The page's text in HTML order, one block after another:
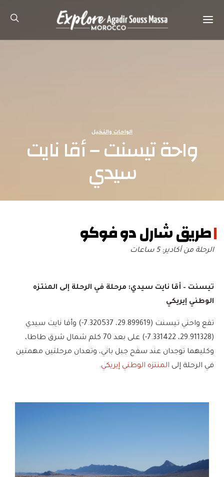
الواحات والنخيل
واحة تيسنت – أقا نايت
سيدي
طريق شارل دو فوكو
الرحلة من أكادير: 5 ساعات
تيسنت – أقا نايت سيدي: مرحلة في الرحلة إلى المنتزه
الوطني إيريكي
تقع واحتي تيسنت (29.899619، 7.320537-) وأقا نايت سيدي
(29.911328، 7.331422-) على بعد 70 كلم شمال شرق طاطا،
وكليهما توجدان عند سفح جبل باني، وتعدان مرحلتين مهمتين
في الرحلة إلى المنتزه الوطني إيريكي.